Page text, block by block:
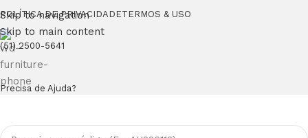
Skip to navigation
Skip to main content
POLÍTICA DE PRIVACIDADETERMOS & USO
(51) 2500-5641
Precisa de Ajuda?